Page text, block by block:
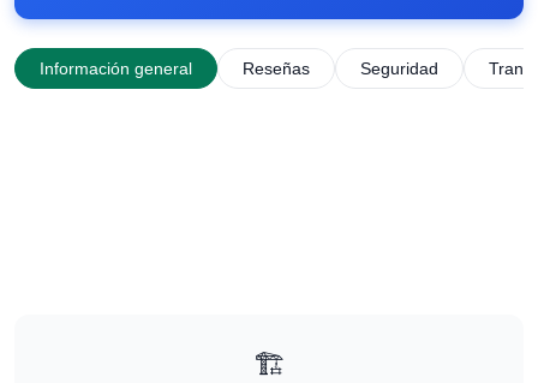
Información general Reseñas Seguridad
🏗️